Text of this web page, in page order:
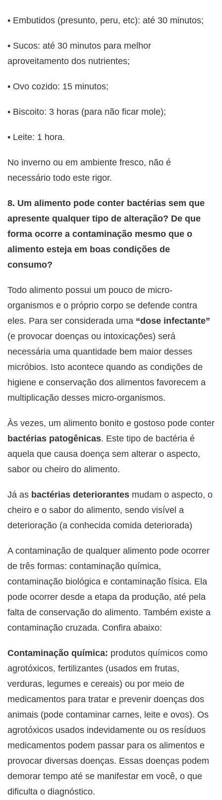
• Embutidos (presunto, peru, etc): até 30 minutos;
• Sucos: até 30 minutos para melhor
aproveitamento dos nutrientes;
• Ovo cozido: 15 minutos;
• Biscoito: 3 horas (para não ficar mole);
• Leite: 1 hora.
No inverno ou em ambiente fresco, não é
necessário todo este rigor.
8. Um alimento pode conter bactérias sem que
apresente qualquer tipo de alteração? De que
forma ocorre a contaminação mesmo que o
alimento esteja em boas condições de
consumo?
Todo alimento possui um pouco de micro-
organismos e o próprio corpo se defende contra
eles. Para ser considerada uma “dose infectante”
(e provocar doenças ou intoxicações) será
necessária uma quantidade bem maior desses
micróbios. Isto acontece quando as condições de
higiene e conservação dos alimentos favorecem a
multiplicação desses micro-organismos.
Às vezes, um alimento bonito e gostoso pode conter
bactérias patogênicas. Este tipo de bactéria é
aquela que causa doença sem alterar o aspecto,
sabor ou cheiro do alimento.
Já as bactérias deteriorantes mudam o aspecto, o
cheiro e o sabor do alimento, sendo visível a
deterioração (a conhecida comida deteriorada)
A contaminação de qualquer alimento pode ocorrer
de três formas: contaminação química,
contaminação biológica e contaminação física. Ela
pode ocorrer desde a etapa da produção, até pela
falta de conservação do alimento. Também existe a
contaminação cruzada. Confira abaixo:
Contaminação química: produtos químicos como
agrotóxicos, fertilizantes (usados em frutas,
verduras, legumes e cereais) ou por meio de
medicamentos para tratar e prevenir doenças dos
animais (pode contaminar carnes, leite e ovos). Os
agrotóxicos usados indevidamente ou os resíduos
medicamentos podem passar para os alimentos e
provocar diversas doenças. Essas doenças podem
demorar tempo até se manifestar em você, o que
dificulta o diagnóstico.